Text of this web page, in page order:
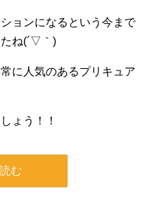
ョンになるという今まで
ね(´▽｀)
に人気のあるプリキュア
ょう！！
む